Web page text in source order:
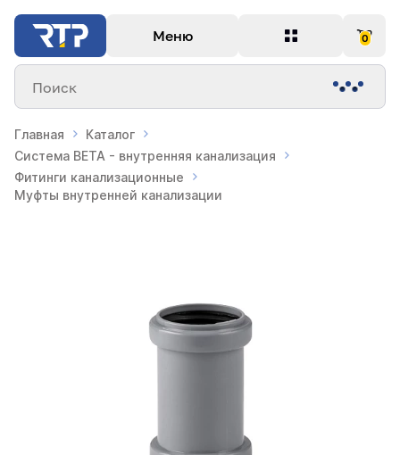
Меню 0
Поиск
Главная
Каталог
Система BETA - внутренняя канализация
Фитинги канализационные
Муфты внутренней канализации